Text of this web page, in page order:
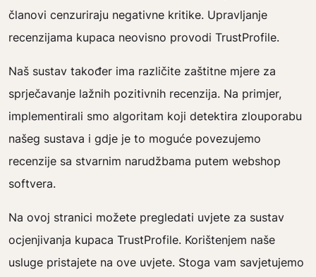
članovi cenzuriraju negativne kritike. Upravljanje
recenzijama kupaca neovisno provodi TrustProfile.
Naš sustav također ima različite zaštitne mjere za
sprječavanje lažnih pozitivnih recenzija. Na primjer,
implementirali smo algoritam koji detektira zlouporabu
našeg sustava i gdje je to moguće povezujemo
recenzije sa stvarnim narudžbama putem webshop
softvera.
Na ovoj stranici možete pregledati uvjete za sustav
ocjenjivanja kupaca TrustProfile. Korištenjem naše
usluge pristajete na ove uvjete. Stoga vam savjetujemo